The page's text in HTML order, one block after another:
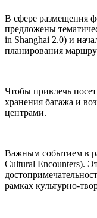
В сфере размещения
предложены
in Shanghai 2.0) и
планирования
Чтобы привлечь
хранения багажа и
центрами.
Важным событием в
Cultural Encounters).
рамках культурно-